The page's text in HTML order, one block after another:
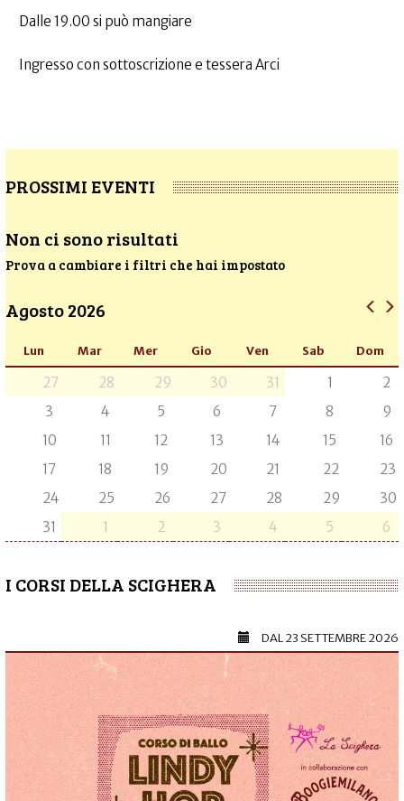
Dalle 19.00 si può mangiare
Ingresso con sottoscrizione e tessera Arci
PROSSIMI EVENTI
Non ci sono risultati
Prova a cambiare i filtri che hai impostato
Agosto 2026
Lun Mar Mer Gio Ven Sab Dom
27 28 29 30 31 1
2
3
4 5 6 7 8
9
10
11 12 13 14 15
16
17
18 19 20 21 22
23
24
25 26 27 28 29
30
31
1 2 3 4 5 6
I CORSI DELLA SCIGHERA
DAL23 SETTEMBRE 2026